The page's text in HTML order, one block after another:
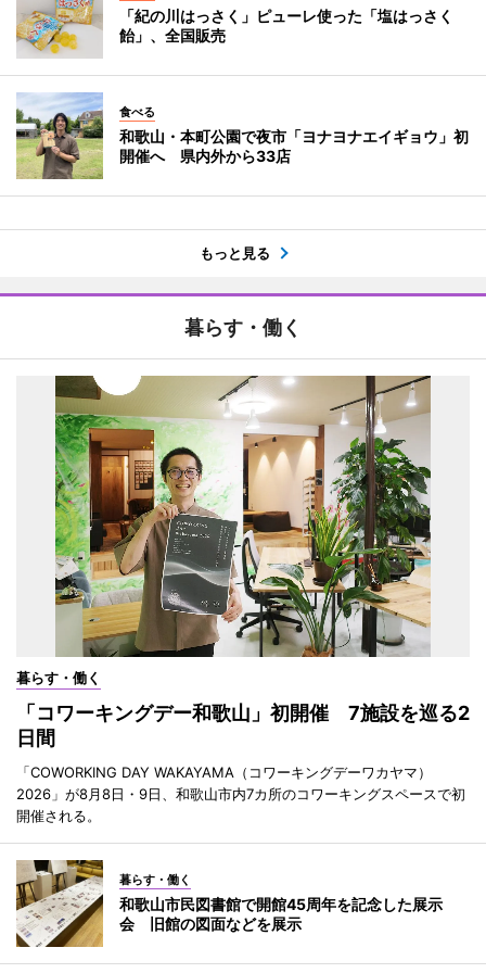
「紀の川はっさく」ピューレ使った「塩はっさく
飴」、全国販売
食べる
和歌山・本町公園で夜市「ヨナヨナエイギョウ」初
開催へ 県内外から33店
もっと見る
暮らす・働く
暮らす・働く
「コワーキングデー和歌山」初開催 7施設を巡る2
日間
「COWORKING DAY WAKAYAMA（コワーキングデーワカヤマ）
2026」が8月8日・9日、和歌山市内7カ所のコワーキングスペースで初
開催される。
暮らす・働く
和歌山市民図書館で開館45周年を記念した展示
会 旧館の図面などを展示